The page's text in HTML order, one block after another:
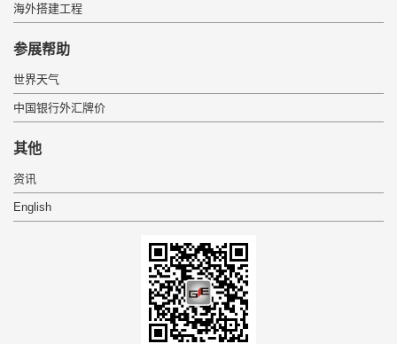
海外搭建工程
参展帮助
世界天气
中国银行外汇牌价
其他
资讯
English